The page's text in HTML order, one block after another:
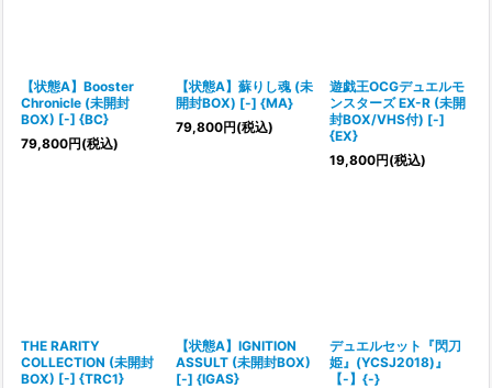
【状態A】Booster
Chronicle (未開封
BOX) [-] {BC}
79,800円(税込)
【状態A】蘇りし魂 (未
開封BOX) [-] {MA}
79,800円(税込)
遊戯王OCGデュエルモ
ンスターズ EX-R (未開
封BOX/VHS付) [-]
{EX}
19,800円(税込)
THE RARITY
COLLECTION (未開封
BOX) [-] {TRC1}
【状態A】IGNITION
ASSULT (未開封BOX)
[-] {IGAS}
デュエルセット『閃刀
姫』(YCSJ2018)』
【-】{-}